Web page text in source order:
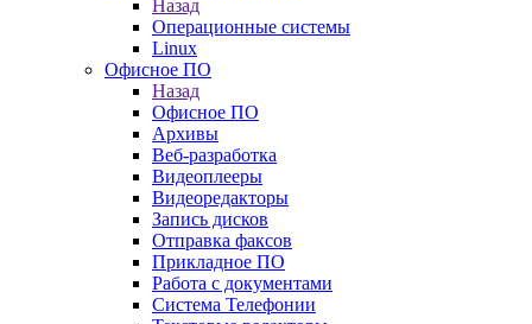
Назад
Операционные системы
Linux
Офисное ПО
Назад
Офисное ПО
Архивы
Веб-разработка
Видеоплееры
Видеоредакторы
Запись дисков
Отправка факсов
Прикладное ПО
Работа с документами
Система Телефонии